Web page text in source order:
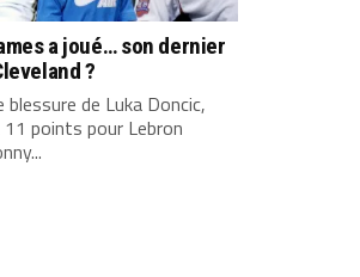
a joué… son dernier
?
blessure de Luka Doncic,
points pour Lebron